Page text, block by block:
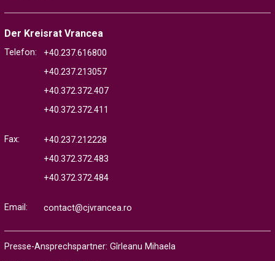
Der Kreisrat Vrancea
Telefon:
+40.237.616800
+40.237.213057
+40.372.372.407
+40.372.372.411
Fax:
+40.237.212228
+40.372.372.483
+40.372.372.484
Email: contact@cjvrancea.ro
Presse-Ansprechspartner: Gîrleanu Mihaela